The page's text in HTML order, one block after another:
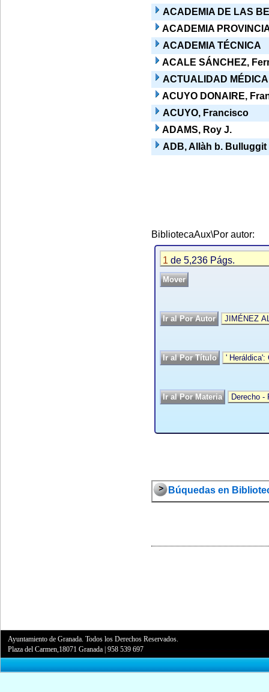
ACADEMIA DE LAS
ACADEMIA
ACADEMIA TÉCNICA
ACALE SÁNCHEZ,
ACTUALIDAD MÉDICA
ACUYO DONAIRE,
ACUYO, Francisco
ADAMS, Roy J.
ADB, Allàh b. Bulluggit
BibliotecaAux\Por autor:
1 de 5,236 Págs.
Búquedas en
Ayuntamiento de Granada. Todos los Derechos Reservados.
Plaza del Carmen,18071 Granada |958 539 697